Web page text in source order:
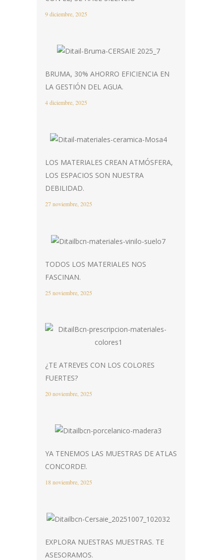
9 diciembre, 2025
BRUMA, 30% AHORRO EFICIENCIA EN
LA GESTIÓN DEL AGUA.
4 diciembre, 2025
LOS MATERIALES CREAN ATMÓSFERA,
LOS ESPACIOS SON NUESTRA
DEBILIDAD.
27 noviembre, 2025
TODOS LOS MATERIALES NOS
FASCINAN.
25 noviembre, 2025
¿TE ATREVES CON LOS COLORES
FUERTES?
20 noviembre, 2025
YA TENEMOS LAS MUESTRAS DE ATLAS
CONCORDE!.
18 noviembre, 2025
EXPLORA NUESTRAS MUESTRAS. TE
ASESORAMOS.